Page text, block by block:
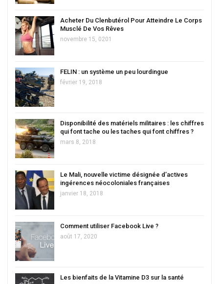
Acheter Du Clenbutérol Pour Atteindre Le Corps
Musclé De Vos Rêves
novembre 15, 0201
FELIN : un système un peu lourdingue
février 19, 2018
Disponibilité des matériels militaires : les chiffres
qui font tache ou les taches qui font chiffres ?
mars 8, 2018
Le Mali, nouvelle victime désignée d’actives
ingérences néocoloniales françaises
janvier 18, 2018
Comment utiliser Facebook Live ?
août 17, 2020
Les bienfaits de la Vitamine D3 sur la santé